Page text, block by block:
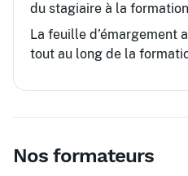
du stagiaire à la formation
La feuille d’émargement
tout au long de la
Nos formateurs